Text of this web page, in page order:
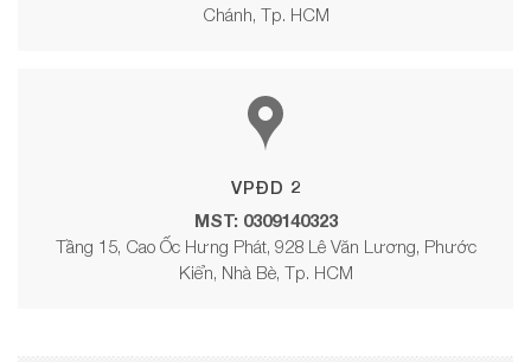
Chánh, Tp. HCM
VPĐD 2
MST: 0309140323
Tầng 15, Cao Ốc Hưng Phát, 928 Lê Văn Lương, Phước
Kiển, Nhà Bè, Tp. HCM